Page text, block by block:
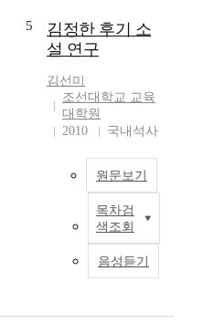
e
한
5
김정한 후기 소
설 연구
김선미
조선대학교 교육
대학원
2010
국내석사
원문보기
목차검
색조회
음성듣기